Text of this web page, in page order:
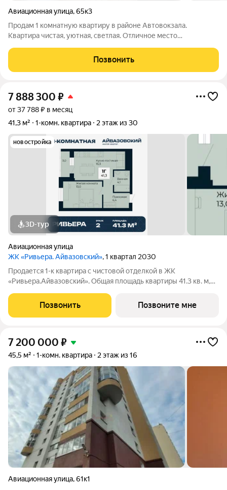
Авиационная улица,65к3
Продам 1 комнатную квартиру в районе Автовокзала.
Квартира чистая, уютная, светлая. Отличное место
сады, поликлиники, магазины, аптеки и кафе. Удобная
транспортная доступность: недалеко Южный
Позвонить
7 888 300 ₽
от 37 788 ₽ в месяц
41,3 м²
1-комн. квартира 2 этаж из 30
новостройка
3D-тур
Авиационная улица
ЖК «Ривьера. Айвазовский», 1 квартал 2030
Продается 1-к квартира с чистовой отделкой в ЖК
«Ривьера.Айвазовский». Общая площадь квартиры 41.3 кв. м,
квартал в районе Центр-Юг Екатеринбурга. Проект
ориентирован на жителей, которые
Позвонить Позвоните мне
7 200 000 ₽
45,5 м² 1-комн. квартира 2 этаж из 16
Авиационная улица,61к1